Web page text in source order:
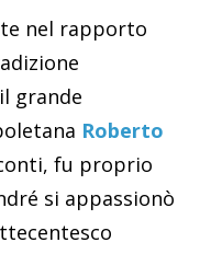
nel rapporto
grande
Roberto
fu proprio
si appassionò